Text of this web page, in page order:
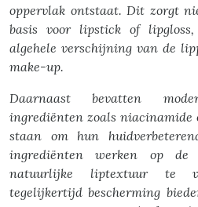
oppervlak ontstaat. Dit zorgt
basis voor lipstick of
algehele verschijning van de
make-up.
Daarnaast bevatten
ingrediënten zoals niacinamide
staan om hun
ingrediënten werken op
natuurlijke liptextuur te
tegelijkertijd bescherming